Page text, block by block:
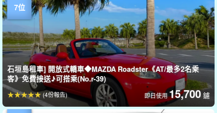
石垣島租車] 開放式轎車◆MAZDA Roadster《AT/最多2名乘
客》免費接送♪可搭乘(No.r-39)
即日使用15,700 鑢
(4份報告)